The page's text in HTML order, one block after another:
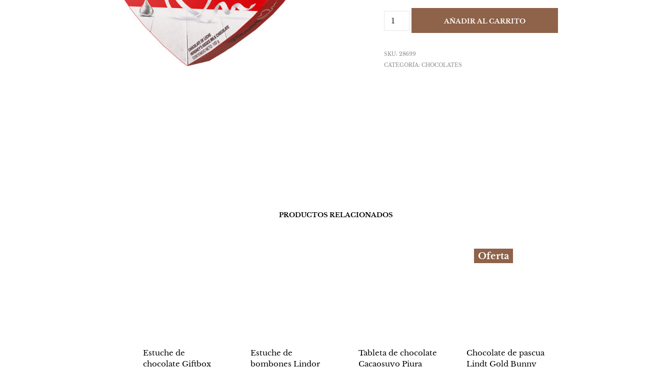
AÑADIR AL CARRITO
SKU:28699
CATEGORÍA:CHOCOLATES
PRODUCTOS RELACIONADOS
Estuche de
chocolate Giftbox
Estuche de
bombones Lindor
Tableta de chocolate
Cacaosuyo Piura
Oferta
Chocolate de pascua
Lindt Gold Bunny